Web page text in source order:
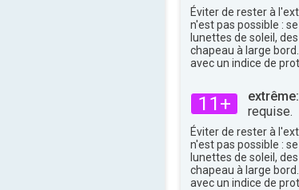
Éviter de rester à
n'est pas possible :
lunettes de soleil,
chapeau à large
avec un indice de
11+ extrême:
requise.
Éviter de rester à
n'est pas possible :
lunettes de soleil,
chapeau à large
avec un indice de